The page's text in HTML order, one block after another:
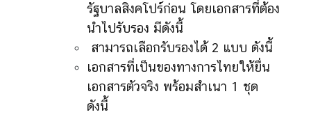
รัฐบาลสิงคโปร์ก่อน โดยเอกสารที่ต้อง
นำไปรับรอง มีดังนี้
สามารถเลือกรับรองได้ 2 แบบ ดังนี้
เอกสารที่เป็นของทางการไทยให้ยื่น
เอกสารตัวจริง พร้อมสำเนา 1 ชุด
ดังนี้